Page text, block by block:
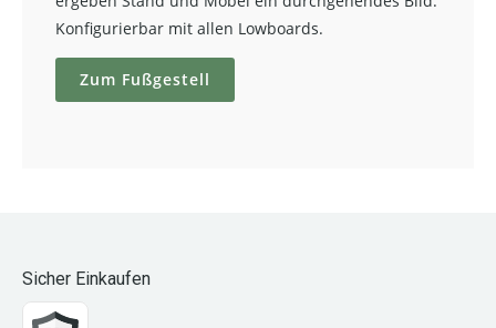
Konfigurierbar mit allen Lowboards.
Zum Fußgestell
Sicher Einkaufen